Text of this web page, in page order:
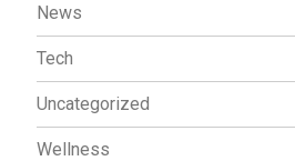
News
Tech
Uncategorized
Wellness